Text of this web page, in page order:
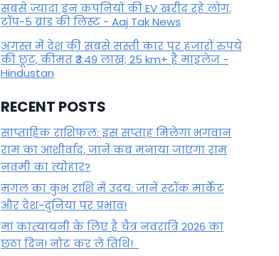
सबसे ज्यादा इन कंपनियों की EV खरीद रहे लोग,
टॉप-5 ब्रांड की लिस्ट - Aaj Tak News
अगस्त में देश की सबसे सस्ती कार पर हजारों रुपये
की छूट, कीमत ₹3.49 लाख; 25 km+ है माइलेज -
Hindustan
RECENT POSTS
साप्ताहिक राशिफल: इस सप्ताह मिलेगा भगवान
राम का आशीर्वाद, जानें कब मनाया जाएगा राम
नवमी का त्योहार?
मंगल का कुंभ राशि में उदय: जानें स्‍टॉक मार्केट
और देश-दुनिया पर प्रभाव!
मां कात्‍यायनी के लिए है चैत्र नवरात्रि 2026 का
छठा दिन! नोट कर लें तिथि!